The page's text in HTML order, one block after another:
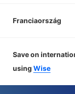
Franciaország
Save on
using Wise